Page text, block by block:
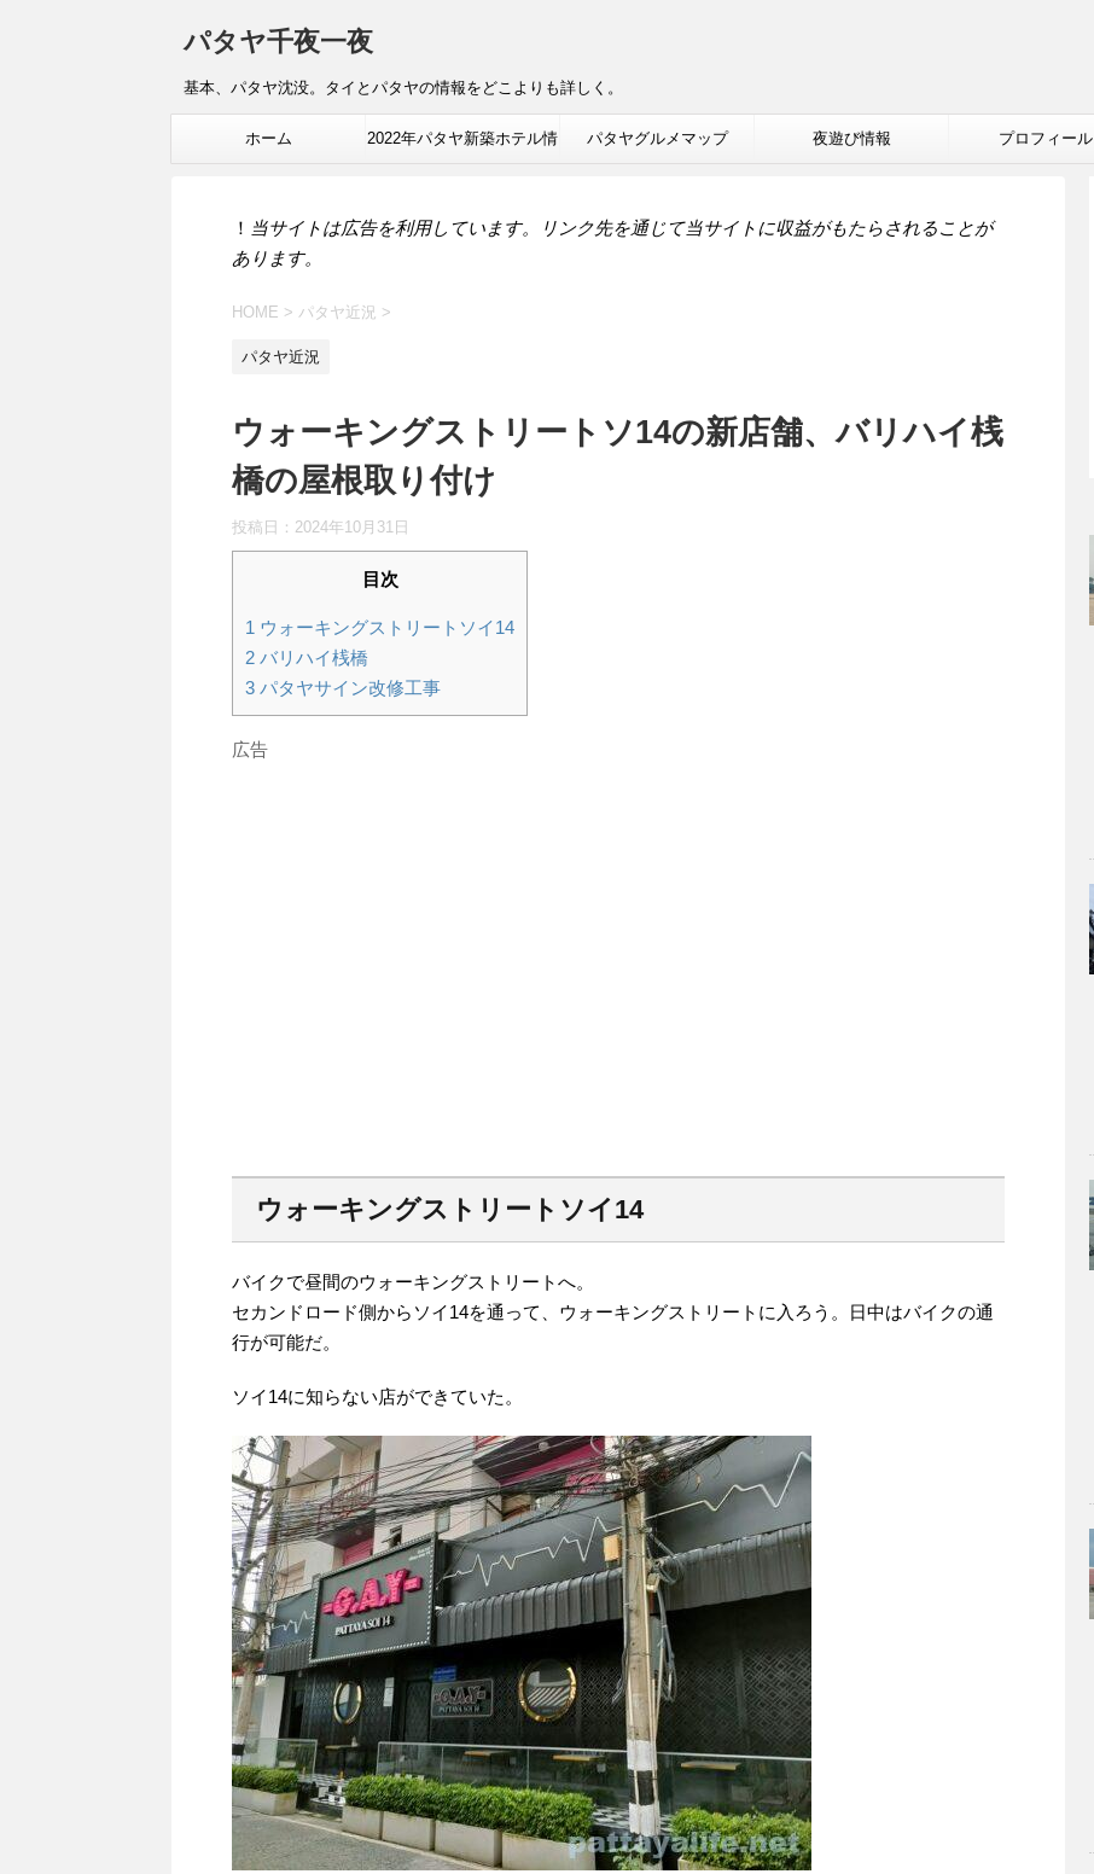
パタヤ千夜一夜
基本、パタヤ沈没。タイとパタヤの情報をどこよりも詳しく。
ホーム 2022年パタヤ新築ホテル情 パタヤグルメマップ 夜遊び情報 プロフィール
！ 当サイトは広告を利用しています。リンク先を通じて当サイトに収益がもたらされることが
あります。
HOME > パタヤ近況 >
パタヤ近況
ウォーキングストリートソ14の新店舗、バリハイ桟
橋の屋根取り付け
投稿日： 2024年10月31日
目次
1 ウォーキングストリートソイ14
2 バリハイ桟橋
3 パタヤサイン改修工事
広告
ウォーキングストリートソイ14
バイクで昼間のウォーキングストリートへ。
セカンドロード側からソイ14を通って、ウォーキングストリートに入ろう。日中はバイクの通
行が可能だ。
ソイ14に知らない店ができていた。